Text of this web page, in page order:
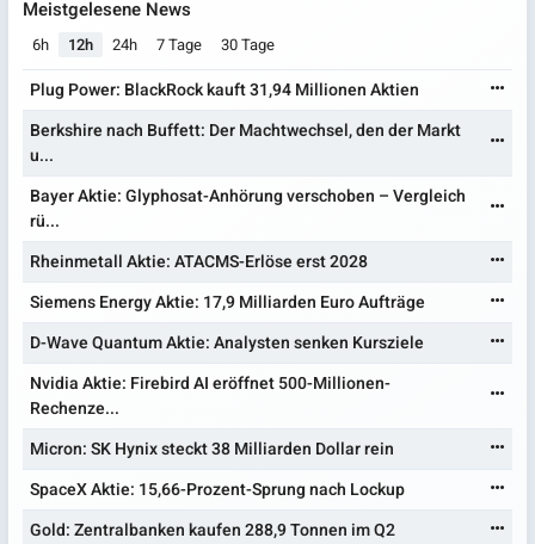
Meistgelesene News
6h 12h 24h 7 Tage 30 Tage
Plug Power: BlackRock kauft 31,94 Millionen Aktien
Berkshire nach Buffett: Der Machtwechsel, den der Markt
u...
Bayer Aktie: Glyphosat-Anhörung verschoben – Vergleich
rü...
Rheinmetall Aktie: ATACMS-Erlöse erst 2028
Siemens Energy Aktie: 17,9 Milliarden Euro Aufträge
D-Wave Quantum Aktie: Analysten senken Kursziele
Nvidia Aktie: Firebird AI eröffnet 500-Millionen-
Rechenze...
Micron: SK Hynix steckt 38 Milliarden Dollar rein
SpaceX Aktie: 15,66-Prozent-Sprung nach Lockup
Gold: Zentralbanken kaufen 288,9 Tonnen im Q2